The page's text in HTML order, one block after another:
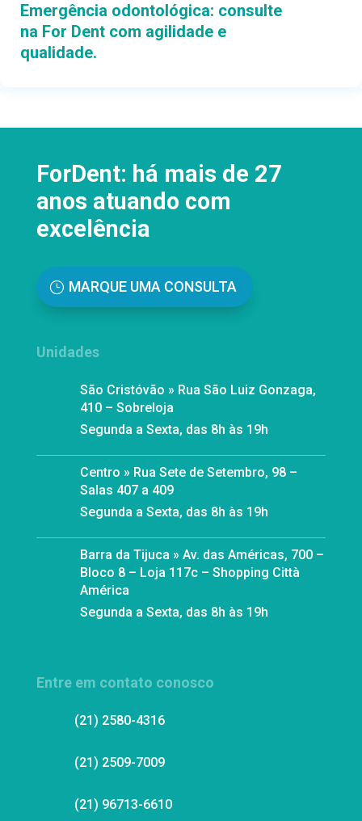
Emergência odontológica: consulte
na For Dent com agilidade e
qualidade.
ForDent: há mais de 27
anos atuando com
excelência
MARQUE UMA CONSULTA
Unidades
São Cristóvão » Rua São Luiz Gonzaga,
410 – Sobreloja
Segunda a Sexta, das 8h às 19h
Centro » Rua Sete de Setembro, 98 –
Salas 407 a 409
Segunda a Sexta, das 8h às 19h
Barra da Tijuca » Av. das Américas, 700 –
Bloco 8 – Loja 117c – Shopping Città
América
Segunda a Sexta, das 8h às 19h
Entre em contato conosco
(21) 2580-4316
(21) 2509-7009
(21) 96713-6610